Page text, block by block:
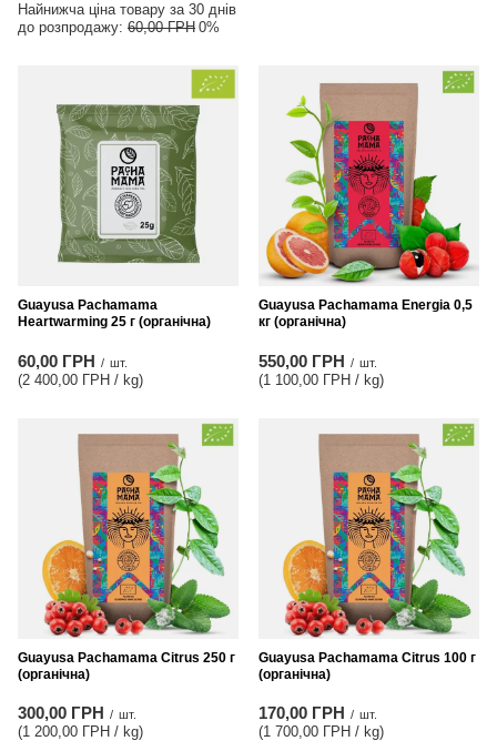
Найнижча ціна товару за 30 днів
до розпродажу: 60,00 ГРН 0%
Guayusa Pachamama
Heartwarming 25 г (органічна)
60,00 ГРН / шт.
(2 400,00 ГРН / kg)
Guayusa Pachamama Energia 0,5
кг (органічна)
550,00 ГРН / шт.
(1 100,00 ГРН / kg)
Guayusa Pachamama Citrus 250 г
(органічна)
300,00 ГРН / шт.
(1 200,00 ГРН / kg)
Guayusa Pachamama Citrus 100 г
(органічна)
170,00 ГРН / шт.
(1 700,00 ГРН / kg)